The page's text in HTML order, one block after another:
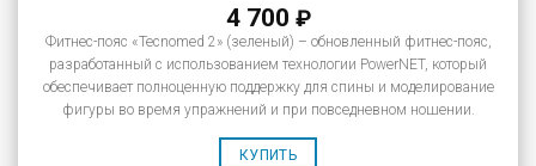
4 700 ₽
Фитнес-пояс «Tecnomed 2» (зеленый) – обновленный фитнес-пояс,
разработанный с использованием технологии PowerNET, который
обеспечивает полноценную поддержку для спины и моделирование
фигуры во время упражнений и при повседневном ношении.
КУПИТЬ